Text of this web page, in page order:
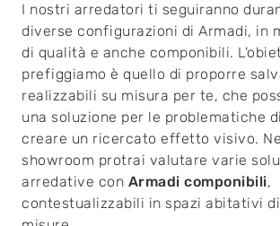
I nostri arredatori ti seguiranno
diverse configurazioni di Armadi, in
di qualità e anche componibili.
prefiggiamo è quello di proporre
realizzabili su misura per te, che
una soluzione per le problematiche
creare un ricercato effetto visivo.
showroom protrai valutare varie
arredative con Armadi componibili,
contestualizzabili in spazi abitativi